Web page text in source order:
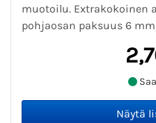
muotoilu. Extrakokoinen
pohjaosan paksuus 6